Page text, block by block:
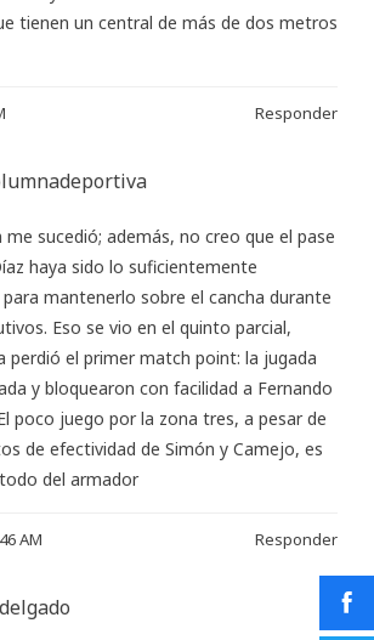
tienen un central de más de dos metros
Responder
me sucedió; además, no creo que el pase
haya sido lo suficientemente
mantenerlo sobre el cancha durante
Eso se vio en el quinto parcial,
perdió el primer match point: la jugada
y bloquearon con facilidad a Fernando
poco juego por la zona tres, a pesar de
de efectividad de Simón y Camejo, es
del armador
AM Responder